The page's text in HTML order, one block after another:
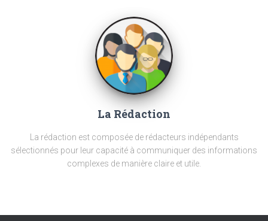
La Rédaction
La rédaction est composée de rédacteurs indépendants
sélectionnés pour leur capacité à communiquer des informations
complexes de manière claire et utile.